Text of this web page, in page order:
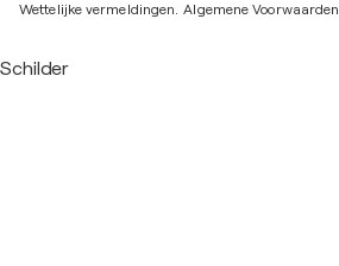
Wettelijke vermeldingen. Algemene Voorwaarden
Schilder